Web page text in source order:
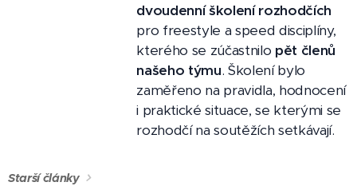
dvoudenní školení rozhodčích
pro freestyle a speed disciplíny,
kterého se zúčastnilo pět členů
našeho týmu. Školení bylo
zaměřeno na pravidla, hodnocení
i praktické situace, se kterými se
rozhodčí na soutěžích setkávají.
Starší články